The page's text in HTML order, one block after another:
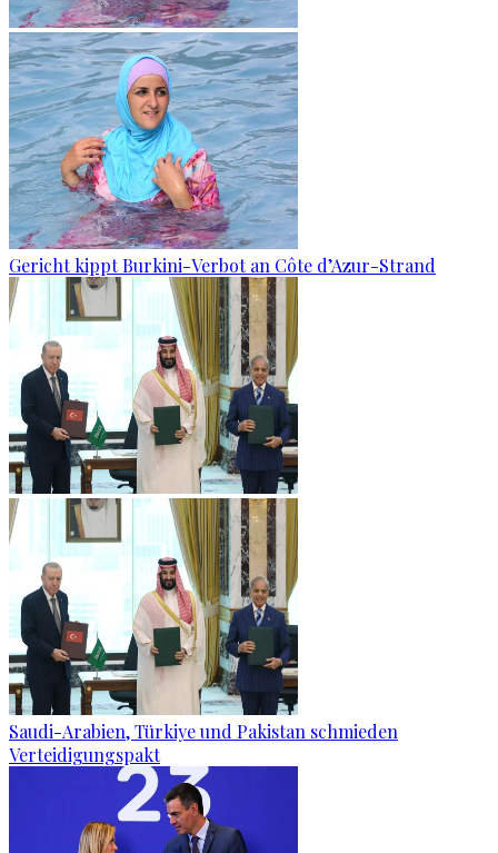
Gericht kippt Burkini-Verbot an Côte d’Azur-Strand
Saudi-Arabien, Türkiye und Pakistan schmieden
Verteidigungspakt